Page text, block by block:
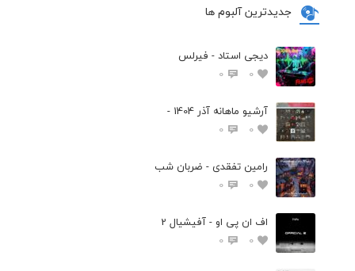
جدیدترین آلبوم ها
دیجی استاد - فیرلس
0
0
آرشیو ماهانه آذر 1404 -
0
0
رامین تفقدی - ضربان شب
0
0
اف ان پی او - آفیشیال 2
0
0